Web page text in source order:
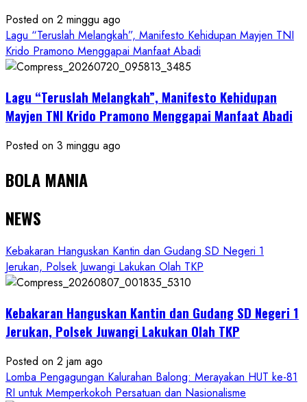
Posted on 2 minggu ago
Lagu “Teruslah Melangkah”, Manifesto Kehidupan Mayjen TNI
Krido Pramono Menggapai Manfaat Abadi
Lagu “Teruslah Melangkah”, Manifesto Kehidupan
Mayjen TNI Krido Pramono Menggapai Manfaat Abadi
Posted on 3 minggu ago
BOLA MANIA
NEWS
Kebakaran Hanguskan Kantin dan Gudang SD Negeri 1
Jerukan, Polsek Juwangi Lakukan Olah TKP
Kebakaran Hanguskan Kantin dan Gudang SD Negeri 1
Jerukan, Polsek Juwangi Lakukan Olah TKP
Posted on 2 jam ago
Lomba Pengagungan Kalurahan Balong: Merayakan HUT ke-81
RI untuk Memperkokoh Persatuan dan Nasionalisme